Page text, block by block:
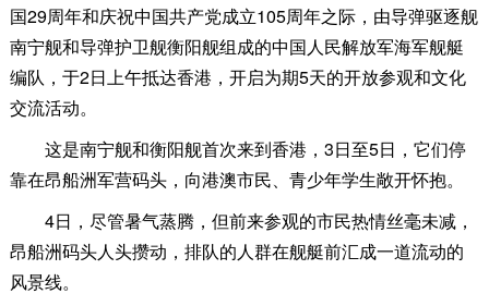
国29周年和庆祝中国共产党成立105周年之际，由导弹驱逐舰
南宁舰和导弹护卫舰衡阳舰组成的中国人民解放军海军舰艇
编队，于2日上午抵达香港，开启为期5天的开放参观和文化
交流活动。
这是南宁舰和衡阳舰首次来到香港，3日至5日，它们停
靠在昂船洲军营码头，向港澳市民、青少年学生敞开怀抱。
4日，尽管暑气蒸腾，但前来参观的市民热情丝毫未减，
昂船洲码头人头攒动，排队的人群在舰艇前汇成一道流动的
风景线。